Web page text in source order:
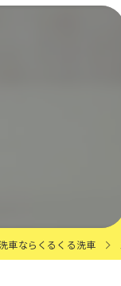
車ならくるくる洗車